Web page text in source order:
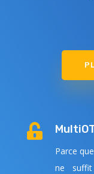

Parce
ne